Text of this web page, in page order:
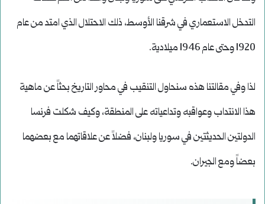
التدخل الاستعماري في شرقنا الأوسط، ذلك الاحتلال الذي امتد من عام
1920 وحتى عام 1946 ميلادية.
لذا وفي مقالتنا هذه سنحاول التنقيب في محاور التاريخ بحثاً عن ماهية
هذا الانتداب وعواقبه وتداعياته على المنطقة، وكيف شكلت فرنسا
الدولتين الحديثتين في سوريا ولبنان، فضلاً عن علاقاتهما مع بعضهما
بعضاً ومع الجيران.